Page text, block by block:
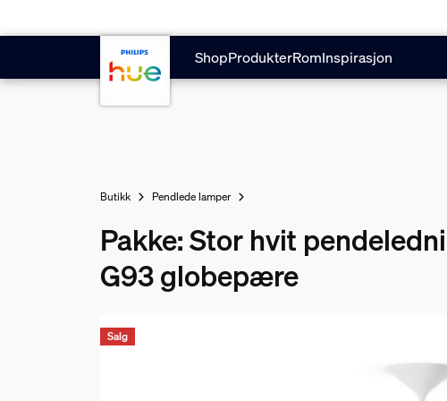
ShopProdukterRomInspirasjon
Butikk Pendlede lamper
Pakke: Stor hvit
G93 globepære
Salg